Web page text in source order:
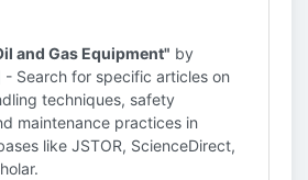
and Gas Equipment" by
- Search for specific articles on
techniques, safety
maintenance practices in
like JSTOR, ScienceDirect,